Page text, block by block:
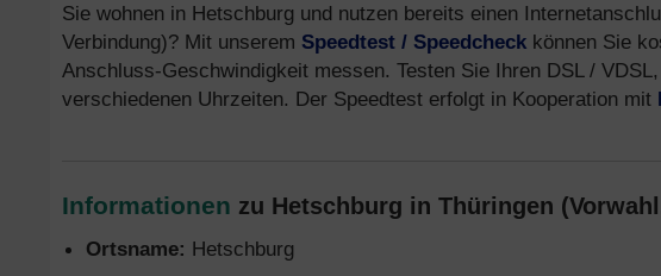
Sie wohnen in Hetschburg und nutzen bereits einen
Verbindung)? Mit unserem Speedtest / Speedcheck können Sie
Anschluss-Geschwindigkeit messen. Testen Sie Ihren DSL /
verschiedenen Uhrzeiten. Der Speedtest erfolgt in Kooperation mit
Informationen zu Hetschburg in Thüringen
Ortsname: Hetschburg